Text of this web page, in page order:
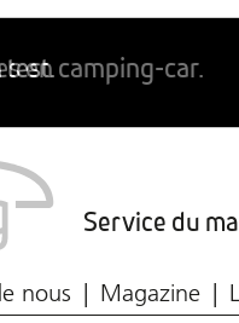
Service du
nous Magazine